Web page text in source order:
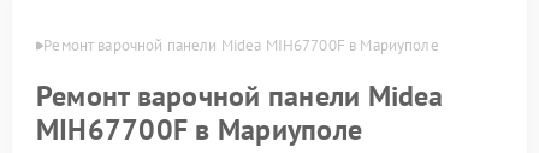
Ремонт варочной панели Midea MIH67700F в Мариуполе
Ремонт варочной панели Midea
MIH67700F в Мариуполе